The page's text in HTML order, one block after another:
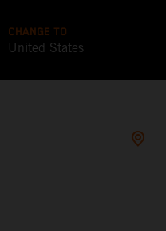
CHANGE TO
United States